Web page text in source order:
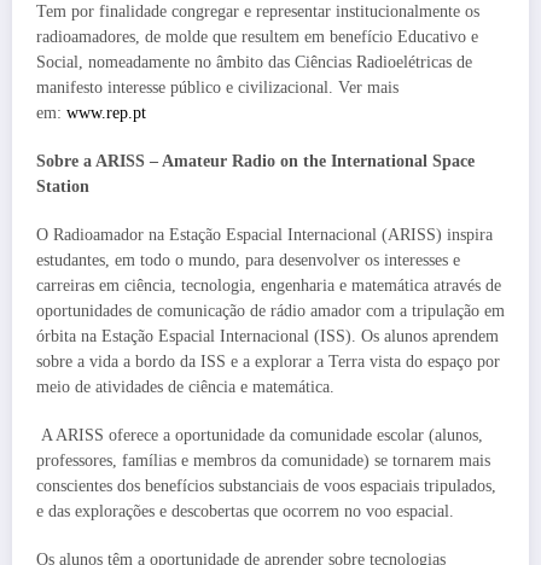
Tem por finalidade congregar e representar institucionalmente os
radioamadores, de molde que resultem em benefício Educativo e
Social, nomeadamente no âmbito das Ciências Radioelétricas de
manifesto interesse público e civilizacional. Ver mais
em: www.rep.pt
Sobre a ARISS – Amateur Radio on the International Space
Station
O Radioamador na Estação Espacial Internacional (ARISS) inspira
estudantes, em todo o mundo, para desenvolver os interesses e
carreiras em ciência, tecnologia, engenharia e matemática através de
oportunidades de comunicação de rádio amador com a tripulação em
órbita na Estação Espacial Internacional (ISS). Os alunos aprendem
sobre a vida a bordo da ISS e a explorar a Terra vista do espaço por
meio de atividades de ciência e matemática.
A ARISS oferece a oportunidade da comunidade escolar (alunos,
professores, famílias e membros da comunidade) se tornarem mais
conscientes dos benefícios substanciais de voos espaciais tripulados,
e das explorações e descobertas que ocorrem no voo espacial.
Os alunos têm a oportunidade de aprender sobre tecnologias